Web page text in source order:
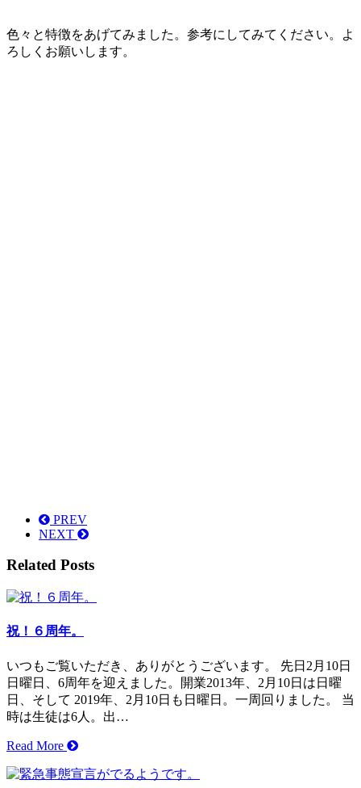
色々と特徴をあげてみました。参考にしてみてください。よ
ろしくお願いします。
PREV
NEXT
Related Posts
祝！６周年。
いつもご覧いただき、ありがとうございます。 先日2月10日
日曜日、6周年を迎えました。開業2013年、2月10日は日曜
日、そして 2019年、2月10日も日曜日。一周回りました。 当
時は生徒は6人。出…
Read More